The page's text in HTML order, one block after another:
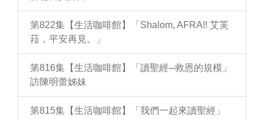
第822集【生活咖啡館】「Shalom, AFRA!! 艾芙
菈，平安再見。」
第816集【生活咖啡館】「讀聖經─救恩的規模」
訪陳明蕾姊妹
第815集【生活咖啡館】「我們一起來讀聖經」